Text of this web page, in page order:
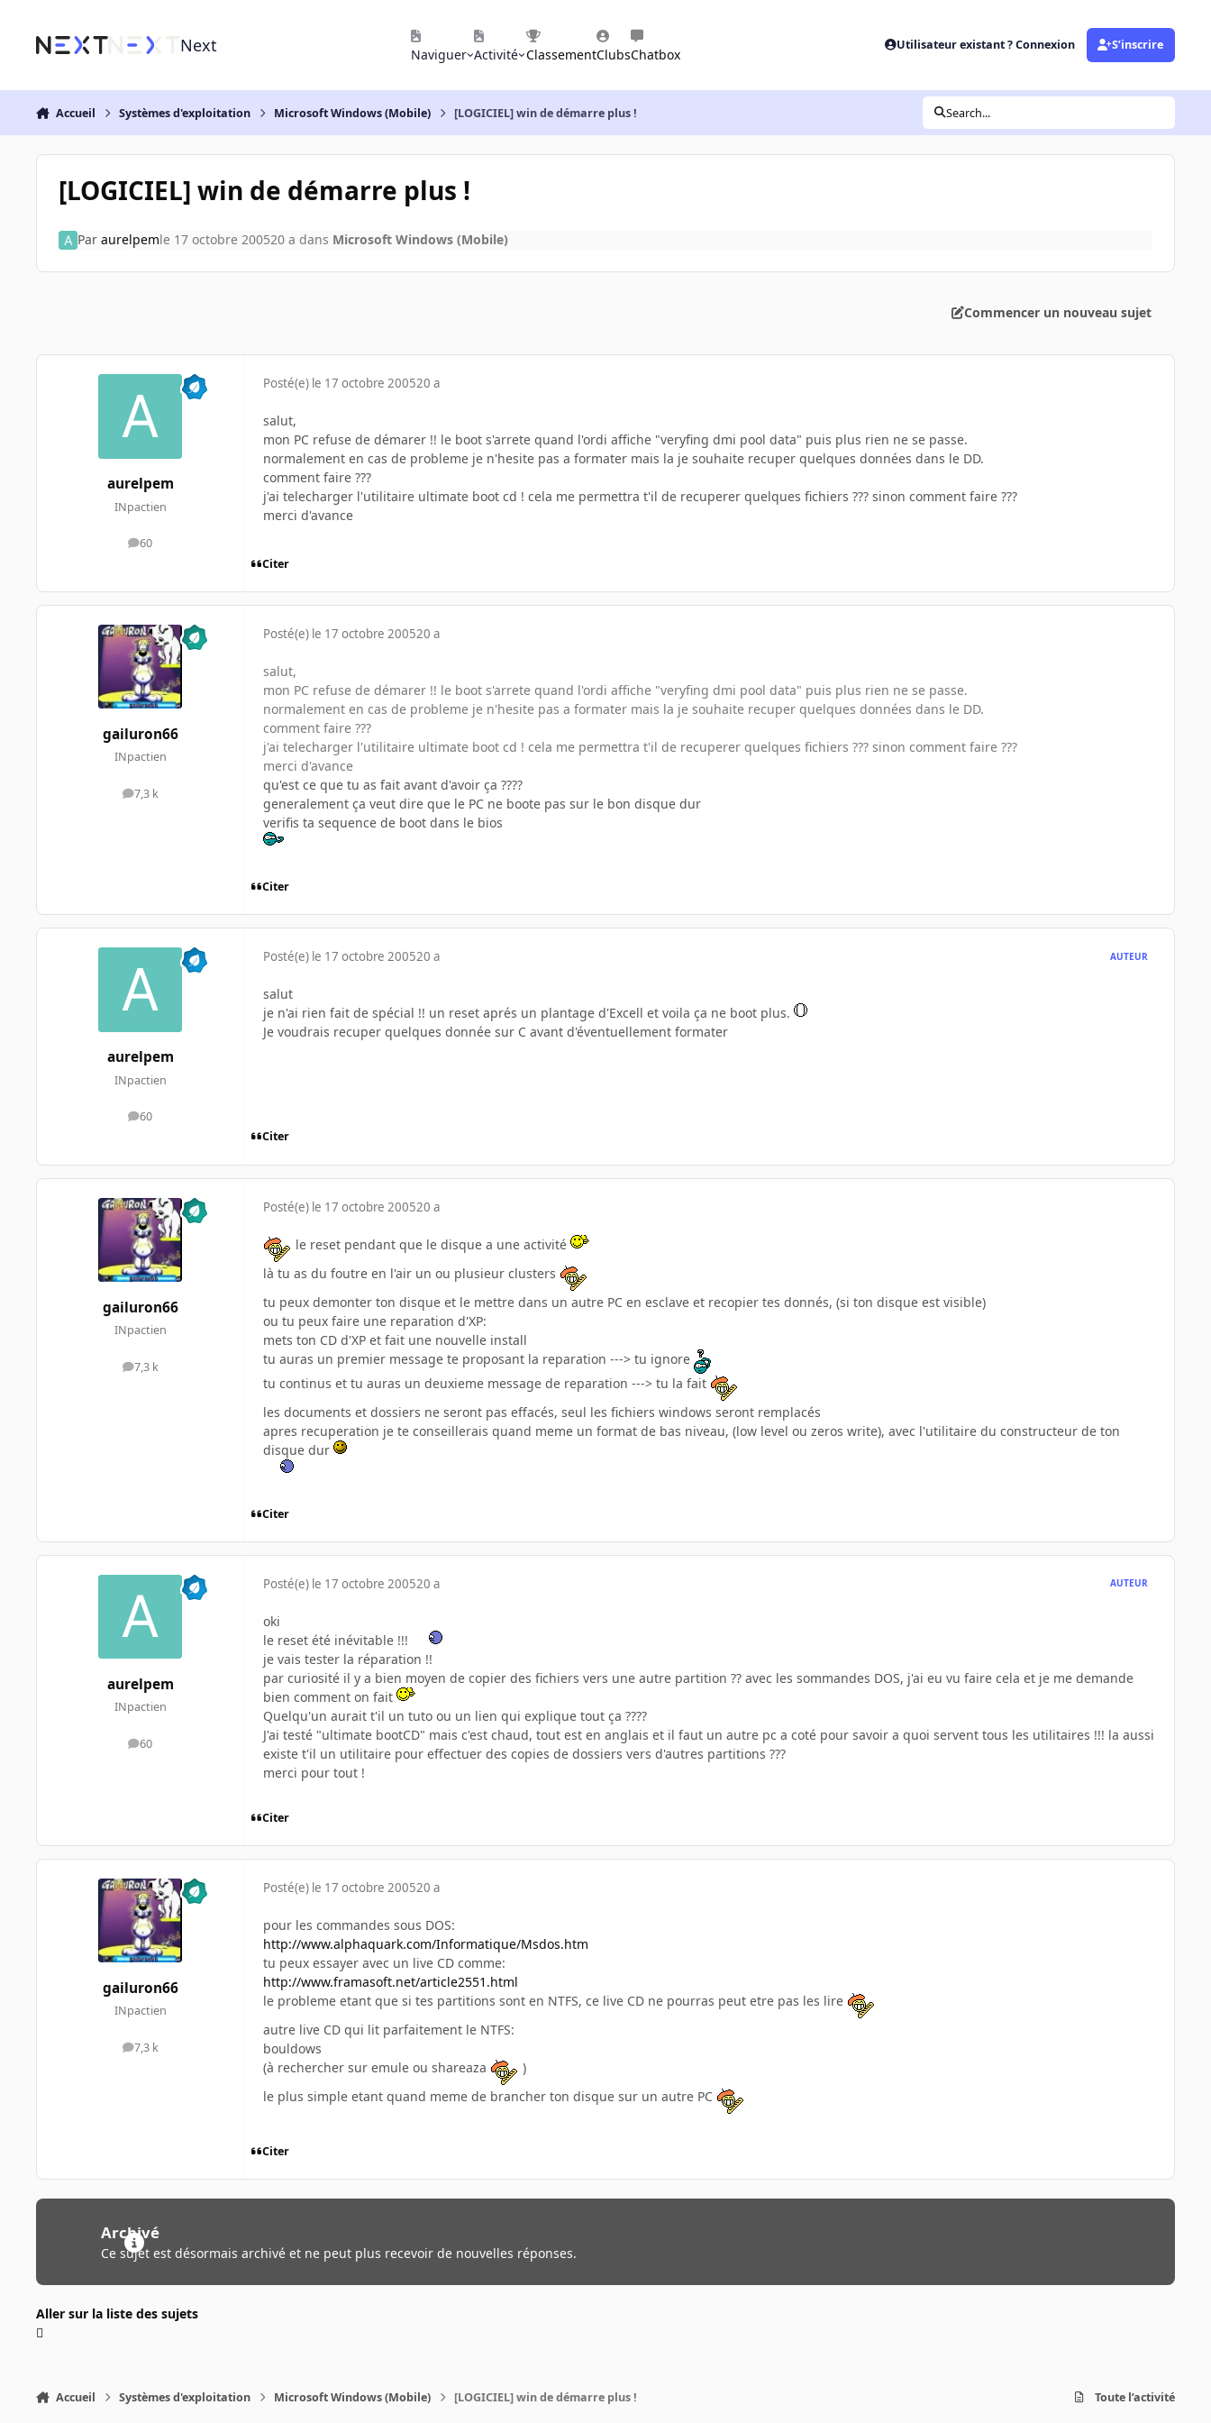
Next Naviguer Activité ClassementClubsChatbox
Utilisateur existant ? Connexion S’inscrire
Accueil Systèmes d'exploitation Microsoft Windows (Mobile) [LOGICIEL] win de démarre plus ! Search...
[LOGICIEL] win de démarre plus !
Par aurelpemle 17 octobre 200520 a dans Microsoft Windows (Mobile)
Commencer un nouveau sujet
aurelpem
INpactien
60
messages
Posté(e) le 17 octobre 200520 a
salut,
mon PC refuse de démarer !! le boot s'arrete quand l'ordi affiche "veryfing dmi pool data" puis plus rien ne se passe.
normalement en cas de probleme je n'hesite pas a formater mais la je souhaite recuper quelques données dans le DD.
comment faire ???
j'ai telecharger l'utilitaire ultimate boot cd ! cela me permettra t'il de recuperer quelques fichiers ??? sinon comment faire ???
merci d'avance
Citer
gailuron66
INpactien
7,3 k
messages
Posté(e) le 17 octobre 200520 a
salut,
mon PC refuse de démarer !! le boot s'arrete quand l'ordi affiche "veryfing dmi pool data" puis plus rien ne se passe.
normalement en cas de probleme je n'hesite pas a formater mais la je souhaite recuper quelques données dans le DD.
comment faire ???
j'ai telecharger l'utilitaire ultimate boot cd ! cela me permettra t'il de recuperer quelques fichiers ??? sinon comment faire ???
merci d'avance
qu'est ce que tu as fait avant d'avoir ça ????
generalement ça veut dire que le PC ne boote pas sur le bon disque dur
verifis ta sequence de boot dans le bios
Citer
aurelpem
INpactien
60
messages
Posté(e) le 17 octobre 200520 a AUTEUR
salut
je n'ai rien fait de spécial !! un reset aprés un plantage d'Excell et voila ça ne boot plus.
Je voudrais recuper quelques donnée sur C avant d'éventuellement formater
Citer
gailuron66
INpactien
7,3 k
messages
Posté(e) le 17 octobre 200520 a
le reset pendant que le disque a une activité
là tu as du foutre en l'air un ou plusieur clusters
tu peux demonter ton disque et le mettre dans un autre PC en esclave et recopier tes donnés, (si ton disque est visible)
ou tu peux faire une reparation d'XP:
mets ton CD d'XP et fait une nouvelle install
tu auras un premier message te proposant la reparation ---> tu ignore
tu continus et tu auras un deuxieme message de reparation ---> tu la fait
les documents et dossiers ne seront pas effacés, seul les fichiers windows seront remplacés
apres recuperation je te conseillerais quand meme un format de bas niveau, (low level ou zeros write), avec l'utilitaire du constructeur de ton
disque dur
Citer
aurelpem
INpactien
60
messages
Posté(e) le 17 octobre 200520 a AUTEUR
oki
le reset été inévitable !!!
je vais tester la réparation !!
par curiosité il y a bien moyen de copier des fichiers vers une autre partition ?? avec les sommandes DOS, j'ai eu vu faire cela et je me demande
bien comment on fait
Quelqu'un aurait t'il un tuto ou un lien qui explique tout ça ????
J'ai testé "ultimate bootCD" mais c'est chaud, tout est en anglais et il faut un autre pc a coté pour savoir a quoi servent tous les utilitaires !!! la aussi
existe t'il un utilitaire pour effectuer des copies de dossiers vers d'autres partitions ???
merci pour tout !
Citer
gailuron66
INpactien
7,3 k
messages
Posté(e) le 17 octobre 200520 a
pour les commandes sous DOS:
http://www.alphaquark.com/Informatique/Msdos.htm
tu peux essayer avec un live CD comme:
http://www.framasoft.net/article2551.html
le probleme etant que si tes partitions sont en NTFS, ce live CD ne pourras peut etre pas les lire
autre live CD qui lit parfaitement le NTFS:
bouldows
(à rechercher sur emule ou shareaza
)
le plus simple etant quand meme de brancher ton disque sur un autre PC
Citer
Archivé
Ce sujet est désormais archivé et ne peut plus recevoir de nouvelles réponses.
Aller sur la liste des sujets
Accueil Systèmes d'exploitation Microsoft Windows (Mobile) [LOGICIEL] win de démarre plus ! Toute l’activité